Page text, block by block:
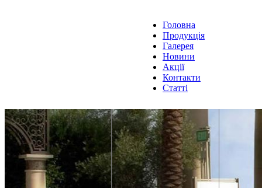
Головна
Продукція
Галерея
Новини
Акції
Контакти
Статті